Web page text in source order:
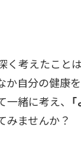
く考えたこと
か自分の健康
緒に考え、
みませんか？